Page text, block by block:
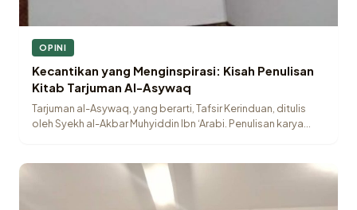
OPINI
Kecantikan yang Menginspirasi: Kisah Penulisan
Kitab Tarjuman Al-Asywaq
Tarjuman al-Asywaq, yang berarti, Tafsir Kerinduan, ditulis
oleh Syekh al-Akbar Muhyiddin Ibn ‘Arabi. Penulisan karya…